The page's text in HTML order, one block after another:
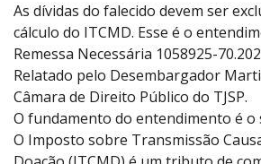
As dívidas do falecido devem ser
cálculo do ITCMD. Esse é o
Remessa Necessária 1058925-
Relatado pelo Desembargador
Câmara de Direito Público do TJSP.
O fundamento do entendimento é o
O Imposto sobre Transmissão